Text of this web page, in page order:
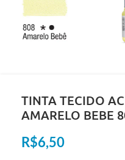
TINTA TECIDO
AMARELO BEBE
R$6,50